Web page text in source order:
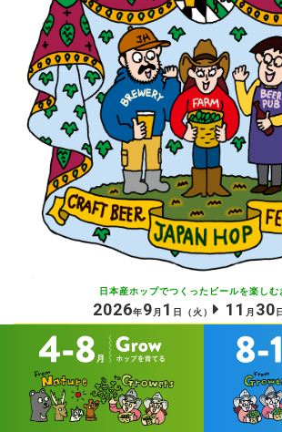
日本産ホップでつくったビールを楽しむ
2026年9 月 1 日 （火） 11 月 30 日